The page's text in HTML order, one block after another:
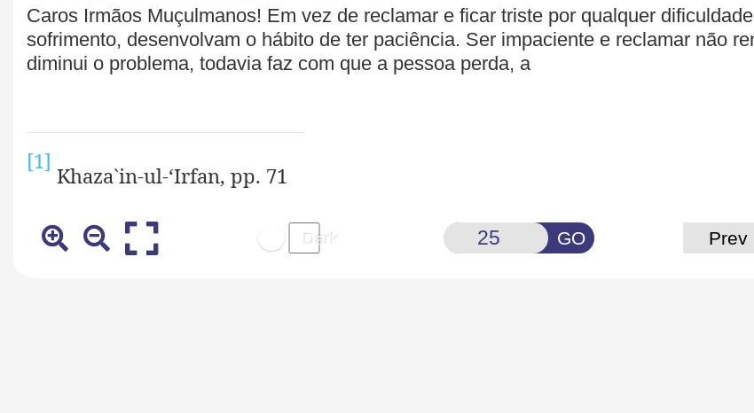
Caros Irmãos Muçulmanos! Em vez de reclamar e ficar triste por qualquer
sofrimento, desenvolvam o hábito de ter paciência. Ser impaciente e reclamar não
diminui o problema, todavia faz com que a pessoa perda, a
[1]
Khaza`in-ul-‘Irfan, pp. 71
GO Prev